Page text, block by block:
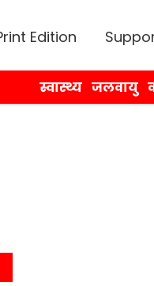
Edition
स्वास्थ्य जलवायु